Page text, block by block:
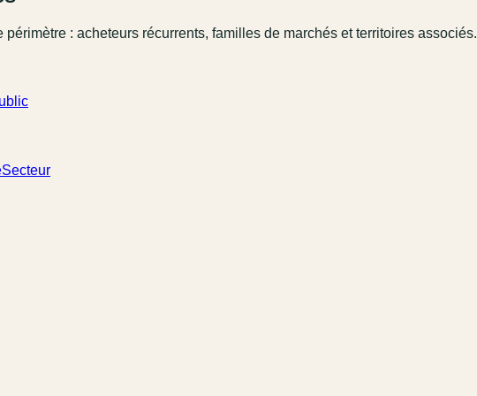
: acheteurs récurrents, familles de marchés et territoires associés.
Secteur